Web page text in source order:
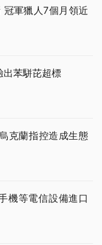
軍獵人7個月領近
出苯駢芘超標
克蘭指控造成生態
機等電信設備進口